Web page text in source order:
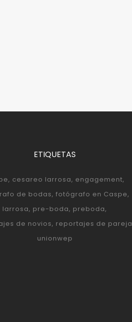
ETIQUETAS
cesareo larrosa engagement
de bodas fotógrafo en Caspe
larrosa pre-boda preboda
de novios reportajes de pareja
unionwep